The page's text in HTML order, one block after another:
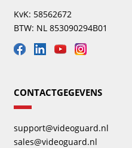
KvK: 58562672
BTW: NL 853090294B01
CONTACTGEGEVENS
support@videoguard.nl
sales@videoguard.nl